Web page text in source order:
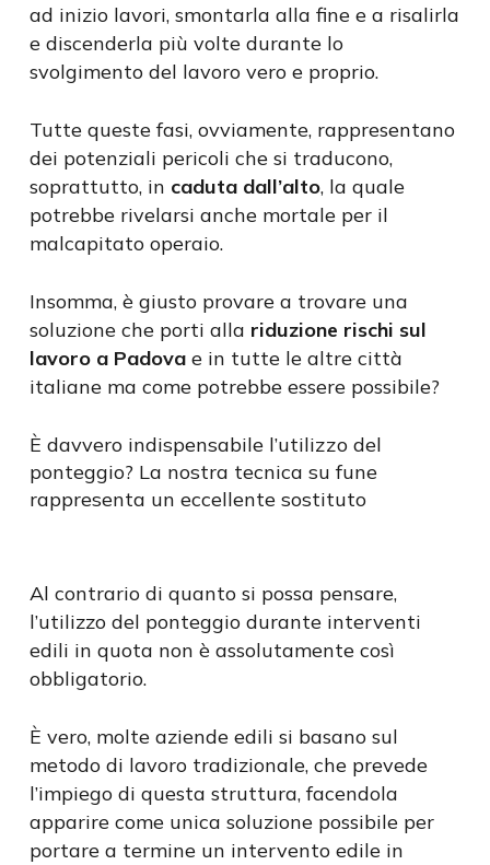
ad inizio lavori, smontarla alla fine e a risalirla
e discenderla più volte durante lo
svolgimento del lavoro vero e proprio.
Tutte queste fasi, ovviamente, rappresentano
dei potenziali pericoli che si traducono,
soprattutto, in caduta dall’alto, la quale
potrebbe rivelarsi anche mortale per il
malcapitato operaio.
Insomma, è giusto provare a trovare una
soluzione che porti alla riduzione rischi sul
lavoro a Padovae in tutte le altre città
italiane ma come potrebbe essere possibile?
È davvero indispensabile l’utilizzo del
ponteggio? La nostra tecnica su fune
rappresenta un eccellente sostituto
Al contrario di quanto si possa pensare,
l’utilizzo del ponteggio durante interventi
edili in quota non è assolutamente così
obbligatorio.
È vero, molte aziende edili si basano sul
metodo di lavoro tradizionale, che prevede
l’impiego di questa struttura, facendola
apparire come unica soluzione possibile per
portare a termine un intervento edile in